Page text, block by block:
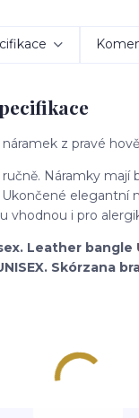
z pravé
Náramky mají
Ukončené elegantní
vhodnou i pro
Leather bangle
Skórzana